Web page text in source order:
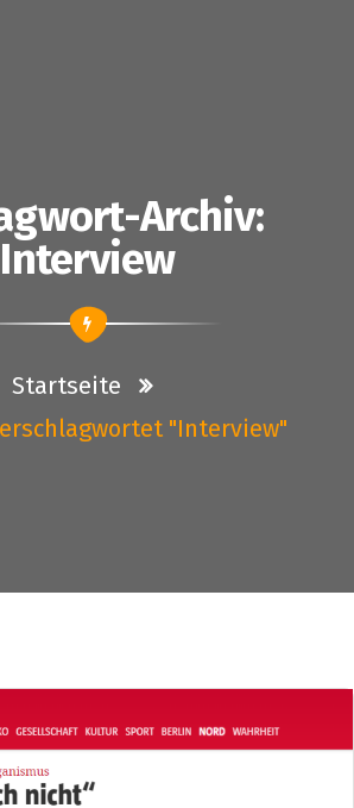
Archiv:
Interview
Startseite
"interview"